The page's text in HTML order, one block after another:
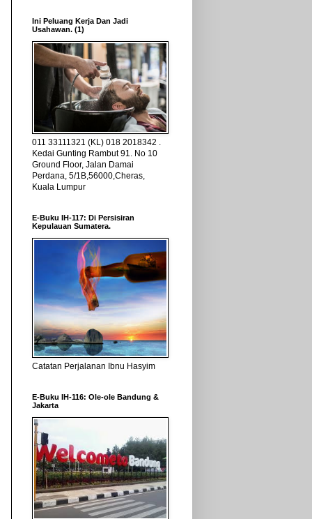
Ini Peluang Kerja Dan Jadi
Usahawan. (1)
011 33111321 (KL) 018 2018342 .
Kedai Gunting Rambut 91. No 10
Ground Floor, Jalan Damai
Perdana, 5/1B,56000,Cheras,
Kuala Lumpur
E-Buku IH-117: Di Persisiran
Kepulauan Sumatera.
Catatan Perjalanan Ibnu Hasyim
E-Buku IH-116: Ole-ole Bandung &
Jakarta